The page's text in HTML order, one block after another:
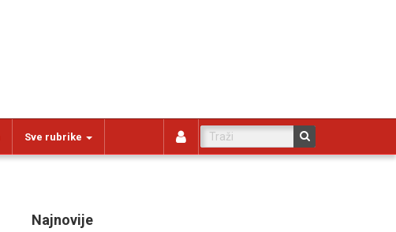
Sve rubrike
Najnovije